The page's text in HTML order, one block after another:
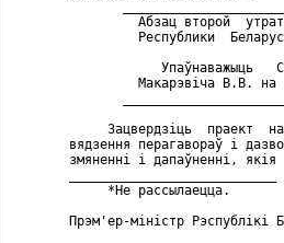
Абзац второй
Республики
Упаўнаважыць
Макарэвiча В.В. на
Зацвердзiць  праект
вядзення перагавораў i
змяненнi i дапаўненнi, якiя
     *Не рассылаецца.
Прэм'ер-мiнiстр